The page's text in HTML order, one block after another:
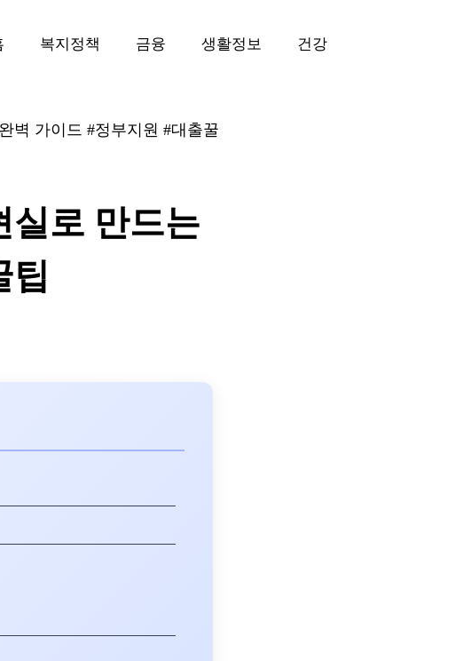
복지정책 금융 생활정보 건강
벽 가이드 #정부지원 #대출꿀
실로 만드는
팁